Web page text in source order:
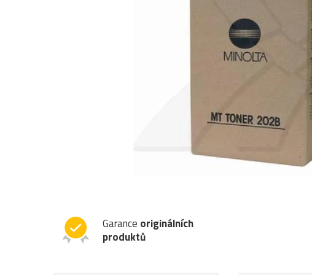
Garance originálních
produktů